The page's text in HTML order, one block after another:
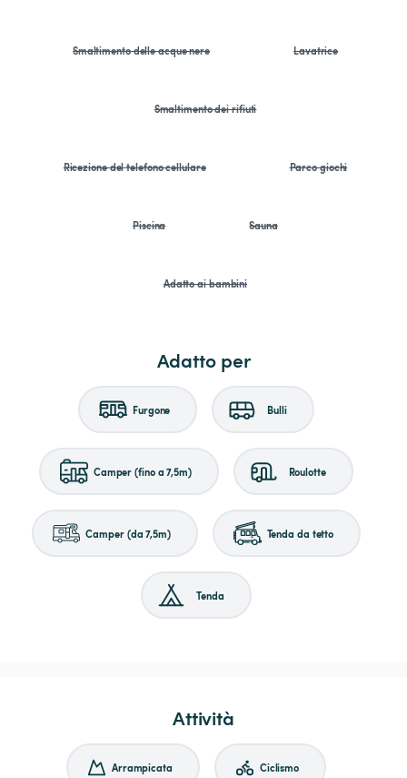
Smaltimento delle acque nere Lavatrice
Smaltimento dei rifiuti
Ricezione del telefono cellulare Parco giochi
Piscina Sauna
Adatto ai bambini
Adatto per
Furgone Bulli
Camper (fino a 7,5m) Roulotte
Camper (da 7,5m) Tenda da tetto
Tenda
Attività
Arrampicata Ciclismo